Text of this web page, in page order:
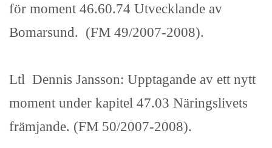
för moment 46.60.74 Utvecklande av
Bomarsund. (FM 49/2007-2008).
Ltl Dennis Jansson: Upptagande av ett nytt
moment under kapitel 47.03 Näringslivets
främjande. (FM 50/2007-2008).